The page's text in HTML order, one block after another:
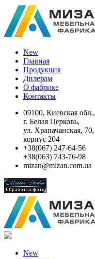
New
Главная
Продукция
Дилерам
О фабрике
Контакты
09100, Киевская обл.,
г. Белая Церковь,
ул. Храпачанская, 70,
корпус 204
+38(067) 247-64-56
+38(063) 743-76-98
mizan@mizan.com.ua
New